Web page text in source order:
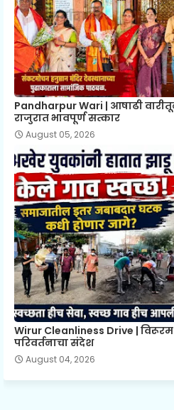
Pandharpur Wari | आषाढी
राजुरात भावपूर्ण सत्कार
August 05, 2026
Wirur Cleanliness Drive |
परिवर्तनाचा संदेश
August 04, 2026